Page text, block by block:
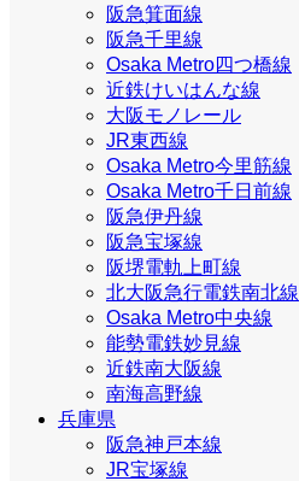
阪急箕面線
阪急千里線
Osaka Metro四つ橋線
近鉄けいはんな線
大阪モノレール
JR東西線
Osaka Metro今里筋線
Osaka Metro千日前線
阪急伊丹線
阪急宝塚線
阪堺電軌上町線
北大阪急行電鉄南北線
Osaka Metro中央線
能勢電鉄妙見線
近鉄南大阪線
南海高野線
兵庫県
阪急神戸本線
JR宝塚線